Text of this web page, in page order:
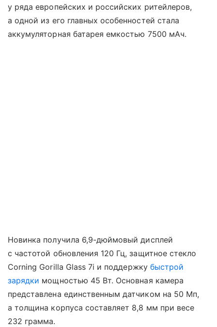
у ряда европейских и российских ритейлеров,
а одной из его главных особенностей стала
аккумуляторная батарея емкостью 7500 мАч.
Новинка получила 6,9-дюймовый дисплей
с частотой обновления 120 Гц, защитное стекло
Corning Gorilla Glass 7i и поддержку быстрой
зарядки мощностью 45 Вт. Основная камера
представлена единственным датчиком на 50 Мп,
а толщина корпуса составляет 8,8 мм при весе
232 грамма.